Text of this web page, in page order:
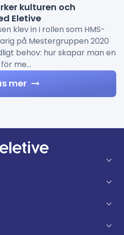
kulturen och
Eletive
klev in i rollen som HMS-
på Mestergruppen 2020
behov: hur skapar man en
me…
mer